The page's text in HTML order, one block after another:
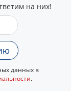
на них!
данных в
.